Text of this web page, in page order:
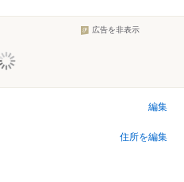
広告を非表示
編集
住所を編集